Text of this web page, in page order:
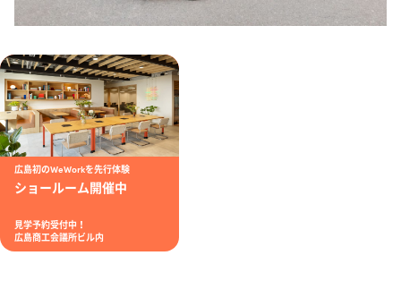
広島初のWeWorkを先行体験
ショールーム開催中
見学予約受付中！
広島商工会議所ビル内